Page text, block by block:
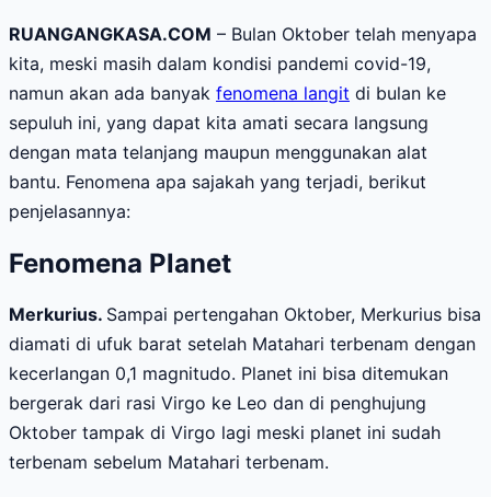
RUANGANGKASA.COM – Bulan Oktober telah menyapa
kita, meski masih dalam kondisi pandemi covid-19,
namun akan ada banyak fenomena langit di bulan ke
sepuluh ini, yang dapat kita amati secara langsung
dengan mata telanjang maupun menggunakan alat
bantu. Fenomena apa sajakah yang terjadi, berikut
penjelasannya:
Fenomena Planet
Merkurius. Sampai pertengahan Oktober, Merkurius bisa
diamati di ufuk barat setelah Matahari terbenam dengan
kecerlangan 0,1 magnitudo. Planet ini bisa ditemukan
bergerak dari rasi Virgo ke Leo dan di penghujung
Oktober tampak di Virgo lagi meski planet ini sudah
terbenam sebelum Matahari terbenam.